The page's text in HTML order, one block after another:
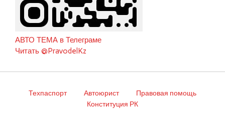
АВТО ТЕМА в Телеграме
Читать @PravodelKz
Техпаспорт Автоюрист
Правовая помощь
Конституция РК